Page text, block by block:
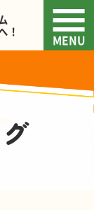
！
MENU